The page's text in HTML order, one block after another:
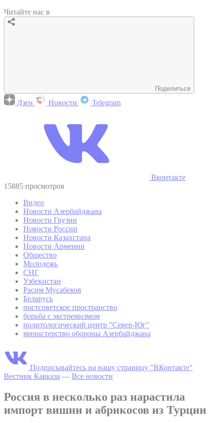
Читайте нас в
Поделиться
Дзен Новости Telegram
Вконтакте
15885 просмотров
Видео
Новости Азербайджана
Новости Грузии
Новости России
Новости Казахстана
Новости Армении
Общество
Молодежь
СНГ
Узбекистан
Расим Мусабеков
Беларусь
постсоветское пространство
борьба с экстремизмом
политологический центр "Север-Юг"
министерство обороны Азербайджана
Подписывайтесь на нашу страницу "ВКонтакте"
Вестник Кавказа — Все новости
Россия в несколько раз нарастила
импорт вишни и абрикосов из Турции